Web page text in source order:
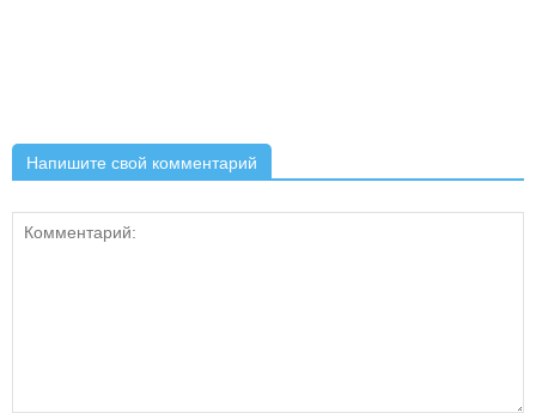
Напишите свой комментарий